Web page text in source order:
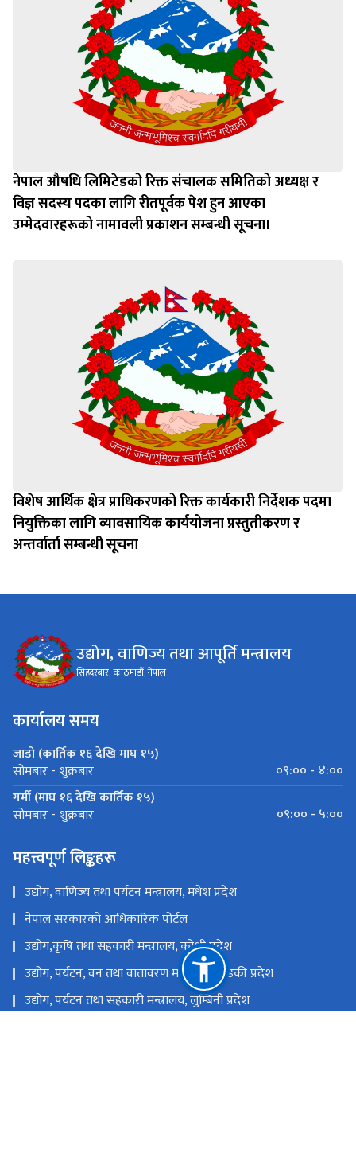
नेपाल औषधि लिमिटेडको रिक्त संचालक समितिको अध्यक्ष र
विज्ञ सदस्य पदका लागि रीतपूर्वक पेश हुन आएका
उम्‍मेदवारहरूको नामावली प्रकाशन सम्बन्धी सूचना।
विशेष आर्थिक क्षेत्र प्राधिकरणको रिक्त कार्यकारी निर्देशक पदमा
नियुक्तिका लागि व्यावसायिक कार्ययोजना प्रस्तुतीकरण र
अन्तर्वार्ता सम्बन्धी सूचना
उद्योग, वाणिज्य तथा आपूर्ति मन्त्रालय
सिंहदरबार, काठमाडौँ, नेपाल
कार्यालय समय
जाडो (कार्तिक १६ देखि माघ १५)
सोमबार - शुक्रबार
०९:०० - ४:००
गर्मी (माघ १६ देखि कार्तिक १५)
सोमबार - शुक्रबार ०९:०० - ५:००
महत्त्वपूर्ण लिङ्कहरू
उद्योग, वाणिज्य तथा पर्यटन मन्त्रालय, मधेश प्रदेश
नेपाल सरकारको आधिकारिक पोर्टल
उद्योग,कृषि तथा सहकारी मन्त्रालय, कोशी प्रदेश
उद्योग, पर्यटन, वन तथा वातावरण मन्त्रालय, गण्डकी प्रदेश
उद्योग, पर्यटन तथा सहकारी मन्त्रालय, लुम्बिनी प्रदेश